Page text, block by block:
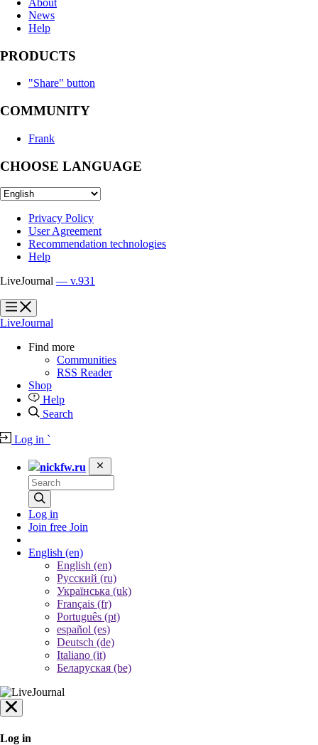
About
News
Help
PRODUCTS
"Share" button
COMMUNITY
Frank
CHOOSE LANGUAGE
Privacy Policy
User Agreement
Recommendation technologies
Help
LiveJournal — v.931
?
?
LiveJournal
Find more
Communities
RSS Reader
Shop
Help
Search
Log in `
nickfw.ru
Log in
Join free Join
English (en)
English (en)
Русский (ru)
Українська (uk)
Français (fr)
Português (pt)
español (es)
Deutsch (de)
Italiano (it)
Беларуская (be)
Log in